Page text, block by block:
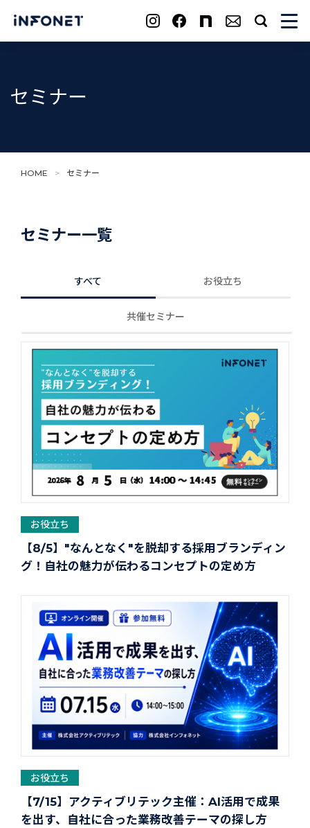
search
セミナー
HOME > セミナー
セミナー一覧
すべて お役立ち
共催セミナー
お役立ち
【8/5】"なんとなく"を脱却する採用ブランディン
グ！自社の魅力が伝わるコンセプトの定め方
お役立ち
【7/15】アクティブリテック主催：AI活用で成果
を出す、自社に合った業務改善テーマの探し方